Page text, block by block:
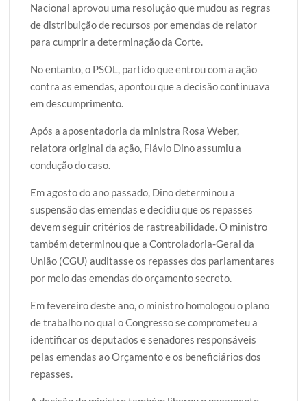
Nacional aprovou uma resolução que mudou as regras
de distribuição de recursos por emendas de relator
para cumprir a determinação da Corte.
No entanto, o PSOL, partido que entrou com a ação
contra as emendas, apontou que a decisão continuava
em descumprimento.
Após a aposentadoria da ministra Rosa Weber,
relatora original da ação, Flávio Dino assumiu a
condução do caso.
Em agosto do ano passado, Dino determinou a
suspensão das emendas e decidiu que os repasses
devem seguir critérios de rastreabilidade. O ministro
também determinou que a Controladoria-Geral da
União (CGU) auditasse os repasses dos parlamentares
por meio das emendas do orçamento secreto.
Em fevereiro deste ano, o ministro homologou o plano
de trabalho no qual o Congresso se comprometeu a
identificar os deputados e senadores responsáveis
pelas emendas ao Orçamento e os beneficiários dos
repasses.